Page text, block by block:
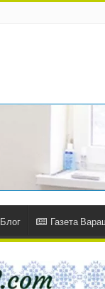
Блог Газета